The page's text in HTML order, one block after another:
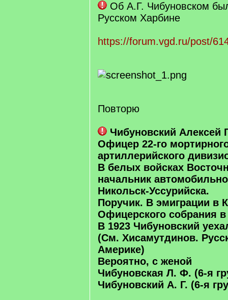
Об А.Г. Чибуновском
Русском Харбине
https://forum.vgd.ru/post/
Повторю
Чибуновский Алексей
Офицер 22-го
артиллерийского
В белых войсках
начальник
Никольск-Уссурийска.
Поручик. В эмиграции в
Офицерского собрания
В 1923 Чибуновский
(См. Хисамутдинов.
Америке)
Вероятно, с женой
Чибуновская Л. Ф. (6-я
Чибуновский А. Г. (6-я